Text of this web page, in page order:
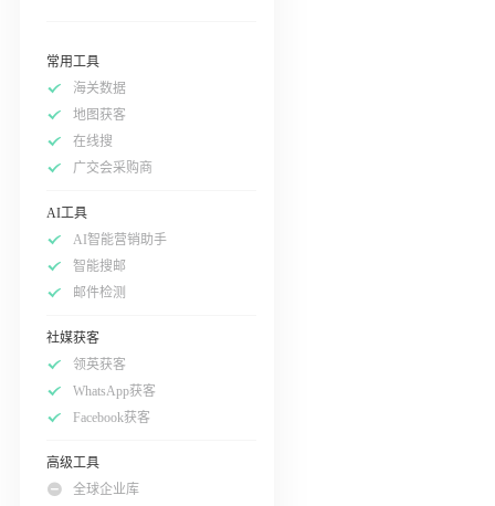
常用工具
海关数据
地图获客
在线搜
广交会采购商
AI工具
AI智能营销助手
智能搜邮
邮件检测
社媒获客
领英获客
WhatsApp获客
Facebook获客
高级工具
全球企业库